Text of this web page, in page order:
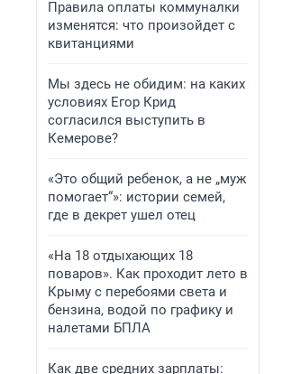
Правила оплаты коммуналки
изменятся: что произойдет с
квитанциями
Мы здесь не обидим: на каких
условиях Егор Крид
согласился выступить в
Кемерове?
«Это общий ребенок, а не „муж
помогает“»: истории семей,
где в декрет ушел отец
«На 18 отдыхающих 18
поваров». Как проходит лето в
Крыму с перебоями света и
бензина, водой по графику и
налетами БПЛА
Как две средних зарплаты: